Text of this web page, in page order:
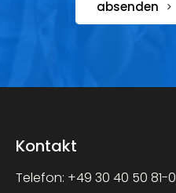
absenden
Kontakt
Telefon: +49 30 40 50 81-0